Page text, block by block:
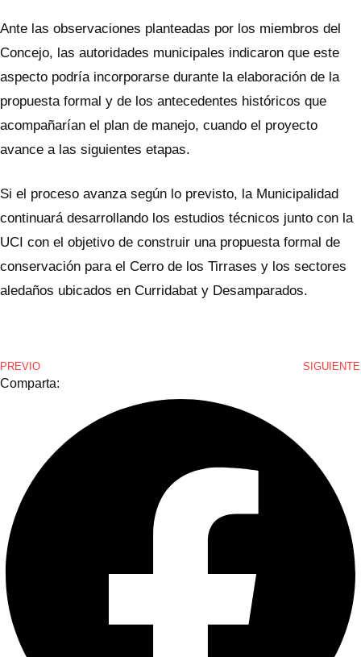
Ante las observaciones planteadas por los miembros del
Concejo, las autoridades municipales indicaron que este
aspecto podría incorporarse durante la elaboración de la
propuesta formal y de los antecedentes históricos que
acompañarían el plan de manejo, cuando el proyecto
avance a las siguientes etapas.
Si el proceso avanza según lo previsto, la Municipalidad
continuará desarrollando los estudios técnicos junto con la
UCI con el objetivo de construir una propuesta formal de
conservación para el Cerro de los Tirrases y los sectores
aledaños ubicados en Curridabat y Desamparados.
PREVIO SIGUIENTE
Comparta: